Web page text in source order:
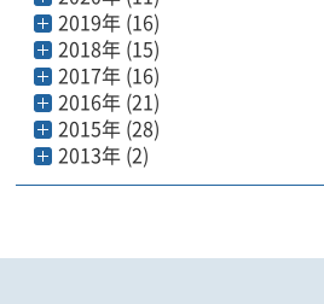
2019年 (16)
2018年 (15)
2017年 (16)
2016年 (21)
2015年 (28)
2013年 (2)